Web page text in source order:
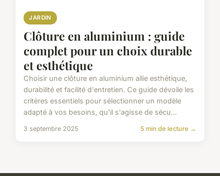
JARDIN
Clôture en aluminium : guide
complet pour un choix durable
et esthétique
Choisir une clôture en aluminium allie esthétique,
durabilité et facilité d'entretien. Ce guide dévoile les
critères essentiels pour sélectionner un modèle
adapté à vos besoins, qu'il s'agisse de sécu...
3 septembre 2025 5 min de lecture →